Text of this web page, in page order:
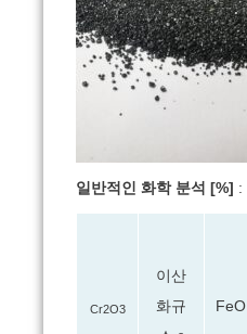
일반적인 화학 분석 [%] :
Cr2O3
이산
화규
FeO